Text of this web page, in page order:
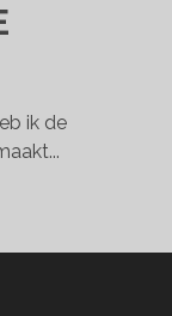
ik de